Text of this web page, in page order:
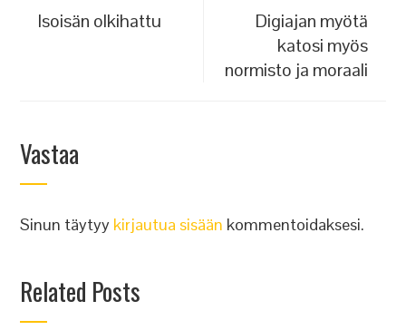
Isoisän olkihattu
Digiajan myötä
katosi myös
normisto ja moraali
Vastaa
Sinun täytyy kirjautua sisään kommentoidaksesi.
Related Posts